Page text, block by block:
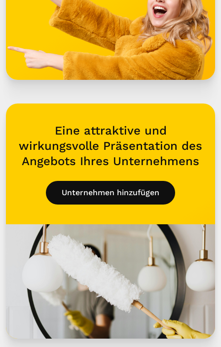
Eine attraktive und
wirkungsvolle Präsentation des
Angebots Ihres Unternehmens
Unternehmen hinzufügen